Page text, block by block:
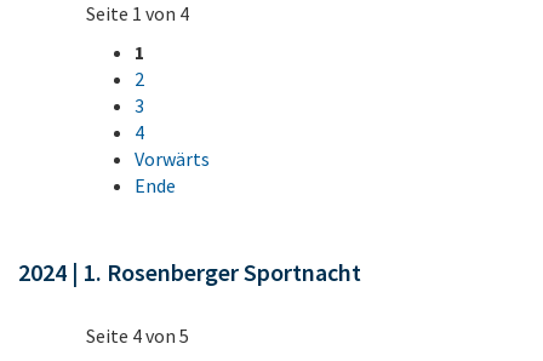
Seite 1 von 4
1
2
3
4
Vorwärts
Ende
2024 | 1. Rosenberger Sportnacht
Seite 4 von 5